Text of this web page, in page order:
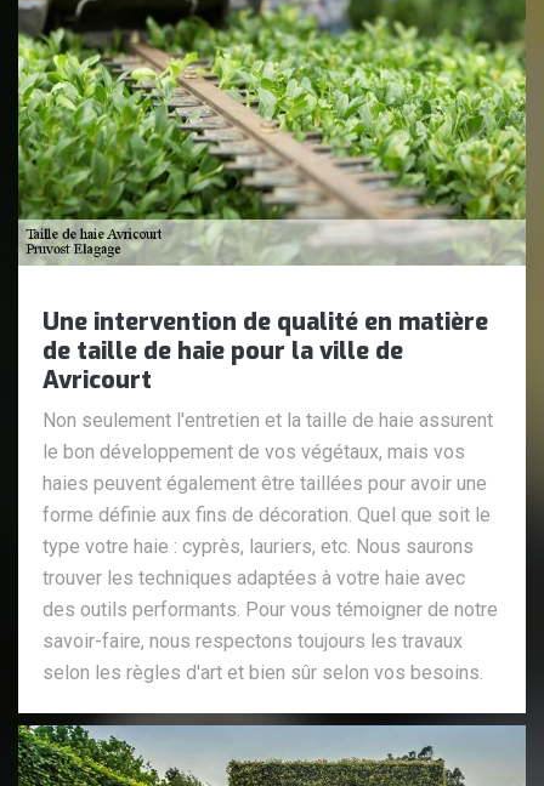
Une intervention de qualité en matière
de taille de haie pour la ville de
Avricourt
Non seulement l'entretien et la taille de haie assurent
le bon développement de vos végétaux, mais vos
haies peuvent également être taillées pour avoir une
forme définie aux fins de décoration. Quel que soit le
type votre haie : cyprès, lauriers, etc. Nous saurons
trouver les techniques adaptées à votre haie avec
des outils performants. Pour vous témoigner de notre
savoir-faire, nous respectons toujours les travaux
selon les règles d'art et bien sûr selon vos besoins.